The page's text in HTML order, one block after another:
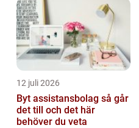
12 juli 2026
Byt assistansbolag så går
det till och det här
behöver du veta